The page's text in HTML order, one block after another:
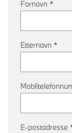
Fornavn *
Etternavn *
E-postadresse